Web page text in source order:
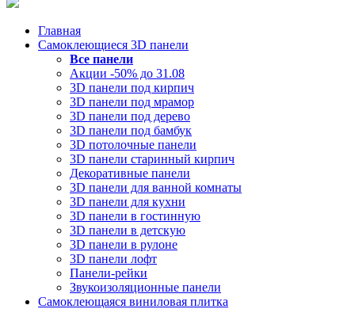
Главная
Самоклеющиеся 3D панели
Все панели
Акции -50% до 31.08
3D панели под кирпич
3D панели под мрамор
3D панели под дерево
3D панели под бамбук
3D потолочные панели
3D панели старинный кирпич
Декоративные панели
3D панели для ванной комнаты
3D панели для кухни
3D панели в гостинную
3D панели в детскую
3D панели в рулоне
3D панели лофт
Панели-рейки
Звукоизоляционные панели
Самоклеющаяся виниловая плитка